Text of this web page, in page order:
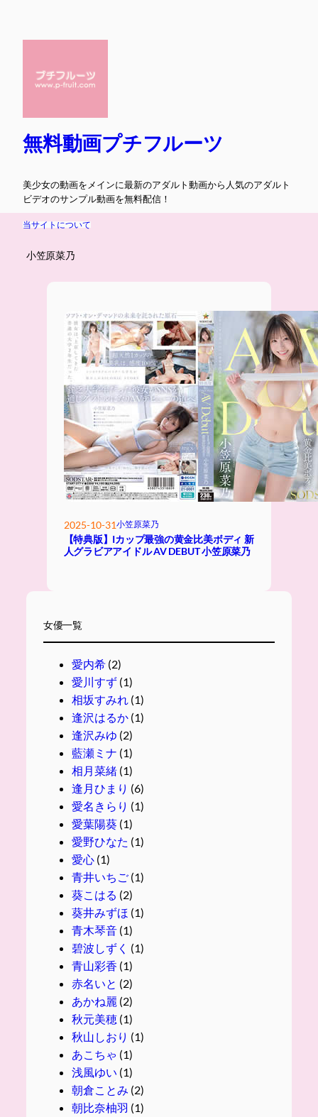
無料動画プチフルーツ
美少女の動画をメインに最新のアダルト動画から人気のアダルト
ビデオのサンプル動画を無料配信！
当サイトについて
小笠原菜乃
2025-10-31小笠原菜乃
【特典版】Iカップ最強の黄金比美ボディ 新
人グラビアアイドル AV DEBUT 小笠原菜乃
女優一覧
愛内希(2)
愛川すず(1)
相坂すみれ (1)
逢沢はるか(1)
逢沢みゆ (2)
藍瀬ミナ (1)
相月菜緒(1)
逢月ひまり (6)
愛名きらり (1)
愛葉陽葵(1)
愛野ひなた (1)
愛心(1)
青井いちご(1)
葵こはる (2)
葵井みずほ (1)
青木琴音(1)
碧波しずく (1)
青山彩香 (1)
赤名いと (2)
あかね麗 (2)
秋元美穂(1)
秋山しおり (1)
あこちゃ (1)
浅風ゆい (1)
朝倉ことみ (2)
朝比奈柚羽 (1)